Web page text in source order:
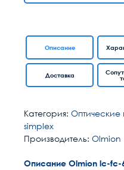
Описание
Доставка
Категория: Оптические
simplex
Производитель: Olmion
Описание Olmion lc-fc-